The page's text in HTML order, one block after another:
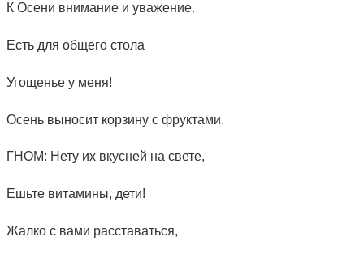
К Осени внимание и уважение.
Есть для общего стола
Угощенье у меня!
Осень выносит корзину с фруктами.
ГНОМ: Нету их вкусней на свете,
Ешьте витамины, дети!
Жалко с вами расставаться,